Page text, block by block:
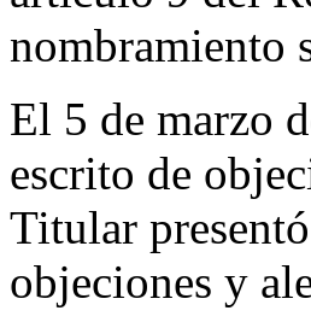
nombramiento
El 5 de marzo
escrito de
Titular
objeciones y